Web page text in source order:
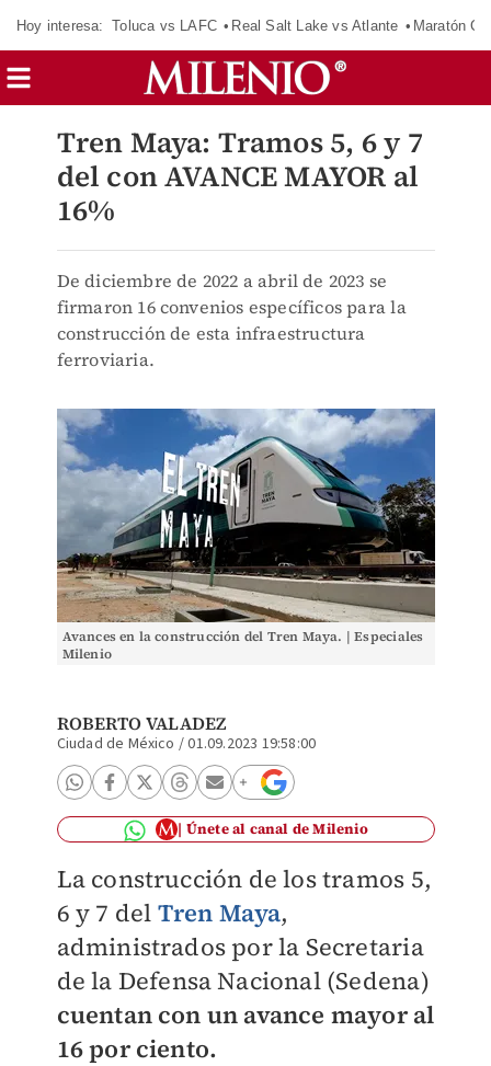
Hoy interesa: Toluca vs LAFC Real Salt Lake vs Atlante Maratón
Tren Maya: Tramos 5, 6 y 7
del con AVANCE MAYOR al
16%
De diciembre de 2022 a abril de 2023 se
firmaron 16 convenios específicos para la
construcción de esta infraestructura
ferroviaria.
Avances en la construcción del Tren Maya. | Especiales
Milenio
ROBERTO VALADEZ
Ciudad de México /01.09.2023 19:58:00
Únete al canal de Milenio
La construcción de los tramos 5,
6 y 7 del Tren Maya,
administrados por la Secretaria
de la Defensa Nacional (Sedena)
cuentan con un avance mayor al
16 por ciento.